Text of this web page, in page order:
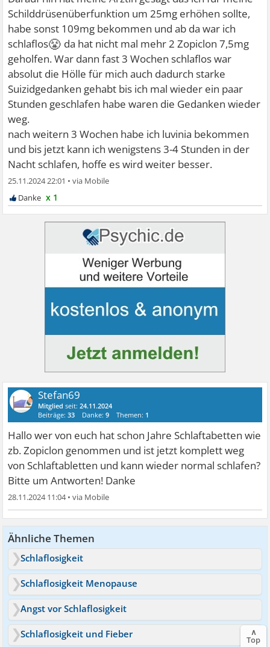
Schilddrüsenüberfunktion um 25mg erhöhen sollte,
habe sonst 109mg bekommen und ab da war ich
schlaflos😤 da hat nicht mal mehr 2 Zopiclon 7,5mg
geholfen. War dann fast 3 Wochen schlaflos war
absolut die Hölle für mich auch dadurch starke
Suizidgedanken gehabt bis ich mal wieder ein paar
Stunden geschlafen habe waren die Gedanken wieder
weg.
nach weitern 3 Wochen habe ich luvinia bekommen
und bis jetzt kann ich wenigstens 3-4 Stunden in der
Nacht schlafen, hoffe es wird weiter besser.
25.11.2024 22:01 •
x 1
Stefan69
Mitglied seit:24.11.2024
Beiträge:33 Danke:9 Themen: 1
Hallo wer von euch hat schon Jahre Schlaftabetten wie
zb. Zopiclon genommen und ist jetzt komplett weg
von Schlaftabletten und kann wieder normal schlafen?
Bitte um Antworten! Danke
28.11.2024 11:04•
Ähnliche Themen
Schlaflosigkeit
Schlaflosigkeit Menopause
Angst vor Schlaflosigkeit
Schlaflosigkeit und Fieber ∧
Top